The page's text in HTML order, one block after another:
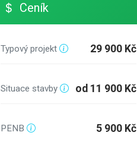
Ceník
Typový projekt 29 900 Kč
Situace stavby od 11 900 Kč
PENB 5 900 Kč